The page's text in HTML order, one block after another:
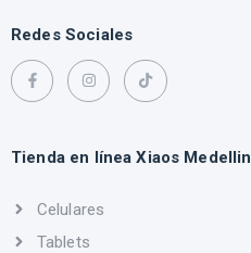
Redes Sociales
Tienda en línea Xiaos Medellin
Celulares
Tablets